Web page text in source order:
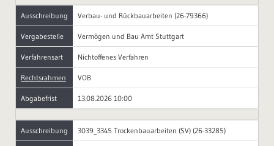
Ausschreibung Verbau- und Rückbauarbeiten (26-79366)
Vergabestelle Vermögen und Bau Amt Stuttgart
Verfahrensart Nichtoffenes Verfahren
Rechtsrahmen VOB
Abgabefrist 13.08.2026 10:00
Ausschreibung 3039_3345 Trockenbauarbeiten (SV) (26-33285)